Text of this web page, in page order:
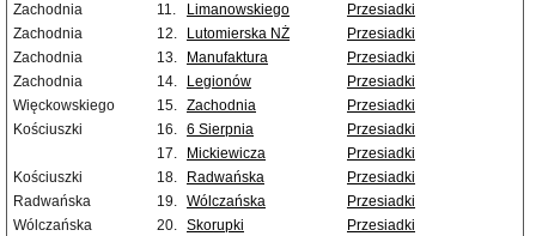
Zachodnia
11. Limanowskiego
Przesiadki
Zachodnia
12. Lutomierska NŻ
Przesiadki
Zachodnia
13. Manufaktura
Przesiadki
Zachodnia
14. Legionów
Przesiadki
Więckowskiego
15. Zachodnia
Przesiadki
Kościuszki
16. 6 Sierpnia
Przesiadki
17.
Mickiewicza
Przesiadki
Kościuszki
18. Radwańska
Przesiadki
Radwańska
19. Wólczańska
Przesiadki
Wólczańska
20. Skorupki
Przesiadki